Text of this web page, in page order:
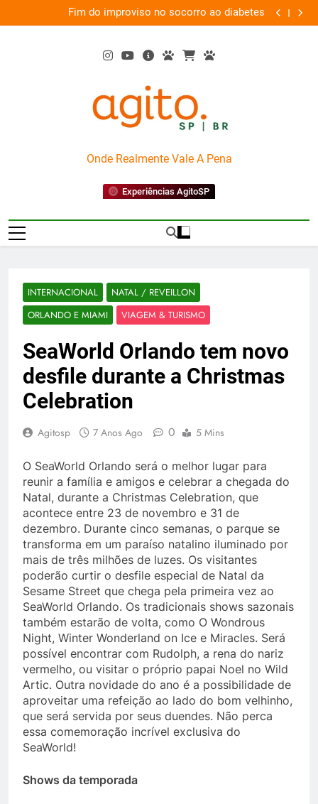
to
do improviso no socorro ao diabetes Wet’n Wild
AgitoSP
Onde Realmente Vale A Pena
Experiências AgitoSP
INTERNACIONAL
NATAL / REVEILLON
ORLANDO E MIAMI
VIAGEM & TURISMO
SeaWorld Orlando tem novo
desfile durante a Christmas
Celebration
Agitosp 7 Anos Ago 0 5 Mins
O SeaWorld Orlando será o melhor lugar para
reunir a família e amigos e celebrar a chegada do
Natal, durante a Christmas Celebration, que
acontece entre 23 de novembro e 31 de
dezembro. Durante cinco semanas, o parque se
transforma em um paraíso natalino iluminado por
mais de três milhões de luzes. Os visitantes
poderão curtir o desfile especial de Natal da
Sesame Street que chega pela primeira vez ao
SeaWorld Orlando. Os tradicionais shows sazonais
também estarão de volta, como O Wondrous
Night, Winter Wonderland on Ice e Miracles. Será
possível encontrar com Rudolph, a rena do nariz
vermelho, ou visitar o próprio papai Noel no Wild
Artic. Outra novidade do ano é a possibilidade de
aproveitar uma refeição ao lado do bom velhinho,
que será servida por seus duendes. Não perca
essa comemoração incrível exclusiva do
SeaWorld!
Shows da temporada